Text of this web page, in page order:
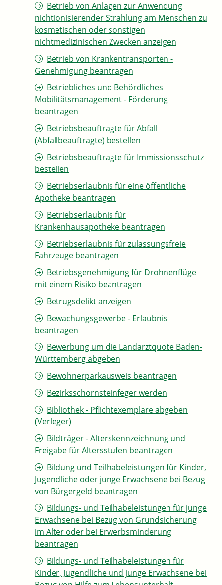
Betrieb von Anlagen zur Anwendung
nichtionisierender Strahlung am Menschen zu
kosmetischen oder sonstigen
nichtmedizinischen Zwecken anzeigen
Betrieb von Krankentransporten -
Genehmigung beantragen
Betriebliches und Behördliches
Mobilitätsmanagement - Förderung
beantragen
Betriebsbeauftragte für Abfall
(Abfallbeauftragte) bestellen
Betriebsbeauftragte für Immissionsschutz
bestellen
Betriebserlaubnis für eine öffentliche
Apotheke beantragen
Betriebserlaubnis für
Krankenhausapotheke beantragen
Betriebserlaubnis für zulassungsfreie
Fahrzeuge beantragen
Betriebsgenehmigung für Drohnenflüge
mit einem Risiko beantragen
Betrugsdelikt anzeigen
Bewachungsgewerbe - Erlaubnis
beantragen
Bewerbung um die Landarztquote Baden-
Württemberg abgeben
Bewohnerparkausweis beantragen
Bezirksschornsteinfeger werden
Bibliothek - Pflichtexemplare abgeben
(Verleger)
Bildträger - Alterskennzeichnung und
Freigabe für Altersstufen beantragen
Bildung und Teilhabeleistungen für Kinder,
Jugendliche oder junge Erwachsene bei Bezug
von Bürgergeld beantragen
Bildungs- und Teilhabeleistungen für junge
Erwachsene bei Bezug von Grundsicherung
im Alter oder bei Erwerbsminderung
beantragen
Bildungs- und Teilhabeleistungen für
Kinder, Jugendliche und junge Erwachsene bei